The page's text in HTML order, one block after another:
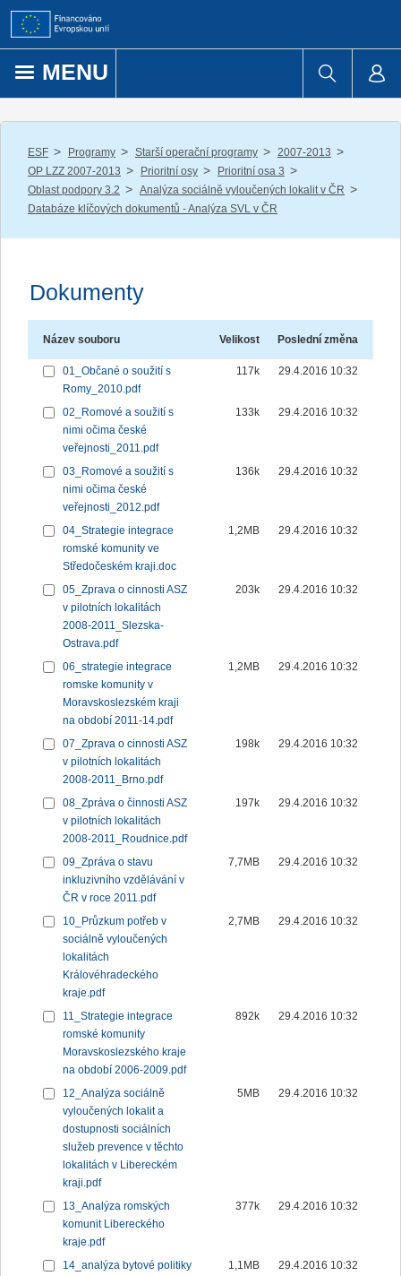
Přejít k obsahu
MENU
ESF / Programy / Starší operační programy / 2007-2013 /
OP LZZ 2007-2013 / Prioritní osy / Prioritní osa 3 /
Oblast podpory 3.2 / Analýza sociálně vyloučených lokalit v ČR /
Databáze klíčových dokumentů - Analýza SVL v ČR
Dokumenty
Název souboru Velikost Poslední změna
01_Občané o soužití s
Romy_2010.pdf
117k 29.4.2016 10:32
02_Romové a soužití s
nimi očima české
veřejnosti_2011.pdf
133k 29.4.2016 10:32
03_Romové a soužití s
nimi očima české
veřejnosti_2012.pdf
136k 29.4.2016 10:32
04_Strategie integrace
romské komunity ve
Středočeském kraji.doc
1,2MB 29.4.2016 10:32
05_Zprava o cinnosti ASZ
v pilotních lokalitách
2008-2011_Slezska-
Ostrava.pdf
203k 29.4.2016 10:32
06_strategie integrace
romske komunity v
Moravskoslezském kraji
na období 2011-14.pdf
1,2MB 29.4.2016 10:32
07_Zprava o cinnosti ASZ
v pilotních lokalitách
2008-2011_Brno.pdf
198k 29.4.2016 10:32
08_Zpráva o činnosti ASZ
v pilotních lokalitách
2008-2011_Roudnice.pdf
197k 29.4.2016 10:32
09_Zpráva o stavu
inkluzivního vzdělávání v
ČR v roce 2011.pdf
7,7MB 29.4.2016 10:32
10_Průzkum potřeb v
sociálně vyloučených
lokalitách
Královéhradeckého
kraje.pdf
2,7MB 29.4.2016 10:32
11_Strategie integrace
romské komunity
Moravskoslezského kraje
na období 2006-2009.pdf
892k 29.4.2016 10:32
12_Analýza sociálně
vyloučených lokalit a
dostupnosti sociálních
služeb prevence v těchto
lokalitách v Libereckém
kraji.pdf
5MB 29.4.2016 10:32
13_Analýza romských
komunit Libereckého
kraje.pdf
377k 29.4.2016 10:32
14_analýza bytové politiky
1,1MB 29.4.2016 10:32